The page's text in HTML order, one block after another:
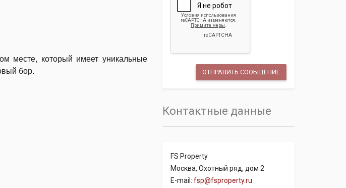
месте, который имеет уникальные
бор.
Контактные данные
FS Property
Москва, Охотный ряд, дом 2
E-mail: fsp@fsproperty.ru